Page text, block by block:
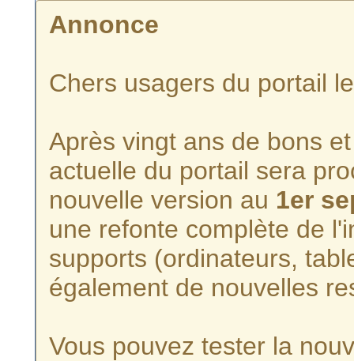
Annonce
Chers usagers du portail
Après vingt ans de bons
actuelle du portail sera
nouvelle version au 1er
une refonte complète de
supports (ordinateurs,
également de nouvelles
Vous pouvez tester la